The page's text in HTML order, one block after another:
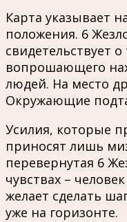
Карта указывает
положения. 6
свидетельствует
вопрошающего
людей. На место
Окружающие
Усилия, которые
приносят лишь
перевернутая 6
чувствах –
желает сделать
уже на горизонте.